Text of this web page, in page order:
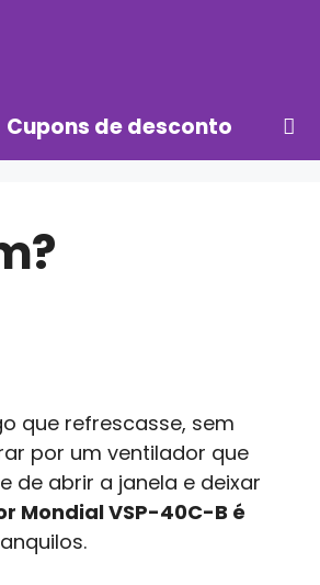
Cupons de desconto
que refrescasse, sem
por um ventilador que
de abrir a janela e deixar
Mondial VSP-40C-B é